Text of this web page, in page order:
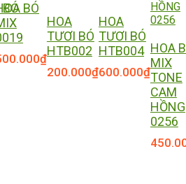
BÓ
₫
HOA
TƯƠI BÓ
HTB002
200.000₫
HOA
TƯƠI BÓ
HTB004
600.000₫
HOA
MIX
TONE
CAM
HỒNG
0256